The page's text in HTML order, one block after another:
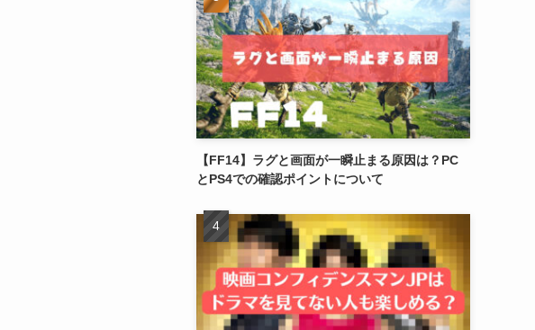
【FF14】ラグと画面が一瞬止まる原因は？PC
とPS4での確認ポイントについて